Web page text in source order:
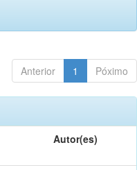
Anterior 1 Póximo
Autor(es)